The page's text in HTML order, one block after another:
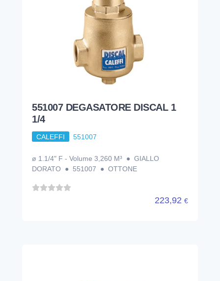
551007 DEGASATORE DISCAL 1
1/4
CALEFFI 551007
ø 1.1/4" F - Volume 3,260 M³ ● GIALLO
DORATO ● 551007 ● OTTONE
223,92 €